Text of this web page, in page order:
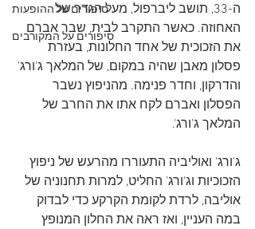
סיפורים על ההופעות
סיפורים על המקורבים
ה-33, תושב ליברפול, מעל הגדר של
האחוזה. כאשר התקרב לבית, שבר אברם
את הזכוכית של אחד החלונות, בעזרת
פסלון מאבן שהיה במקום, של המלאך ג'ורג'
והדרקון, וחדר פנימה. מהניפוץ נשבר
הפסלון ואברם לקח אתו את החרב של
המלאך ג'ורג'.
ג'ורג' ואוליביה התעוררו מהרעש של ניפוץ
הזכוכיות וג'ורג' החליט, למרות תחנוניה של
אוליבה, לרדת לקומת הקרקע כדי לבדוק
במה העניין, ואז ראה את החלון המנופץ